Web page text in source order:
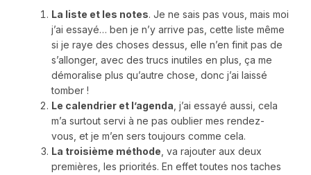
La liste et les notes. Je ne sais pas vous, mais moi
j’ai essayé… ben je n’y arrive pas, cette liste même
si je raye des choses dessus, elle n’en finit pas de
s’allonger, avec des trucs inutiles en plus, ça me
démoralise plus qu’autre chose, donc j’ai laissé
tomber !
Le calendrier et l’agenda, j’ai essayé aussi, cela
m’a surtout servi à ne pas oublier mes rendez-
vous, et je m’en sers toujours comme cela.
La troisième méthode, va rajouter aux deux
premières, les priorités. En effet toutes nos taches